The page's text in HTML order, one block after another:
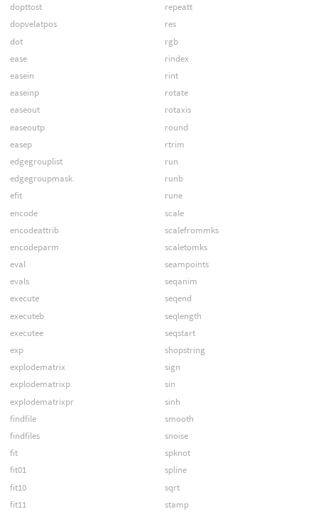
dopttost
dopvelatpos
dot
ease
easein
easeinp
easeout
easeoutp
easep
edgegrouplist
edgegroupmask
efit
encode
encodeattrib
encodeparm
eval
evals
execute
executeb
executee
exp
explodematrix
explodematrixp
explodematrixpr
findfile
findfiles
fit
fit01
fit10
fit11
repeatt
res
rgb
rindex
rint
rotate
rotaxis
round
rtrim
run
runb
rune
scale
scalefrommks
scaletomks
seampoints
seqanim
seqend
seqlength
seqstart
shopstring
sign
sin
sinh
smooth
snoise
spknot
spline
sqrt
stamp